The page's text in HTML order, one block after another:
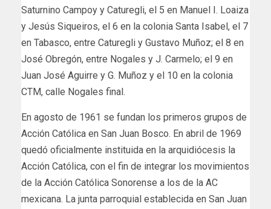
Saturnino Campoy y Caturegli, el 5 en Manuel I. Loaiza
y Jesús Siqueiros, el 6 en la colonia Santa Isabel, el 7
en Tabasco, entre Caturegli y Gustavo Muñoz; el 8 en
José Obregón, entre Nogales y J. Carmelo; el 9 en
Juan José Aguirre y G. Muñoz y el 10 en la colonia
CTM, calle Nogales final.
En agosto de 1961 se fundan los primeros grupos de
Acción Católica en San Juan Bosco. En abril de 1969
quedó oficialmente instituida en la arquidiócesis la
Acción Católica, con el fin de integrar los movimientos
de la Acción Católica Sonorense a los de la AC
mexicana. La junta parroquial establecida en San Juan